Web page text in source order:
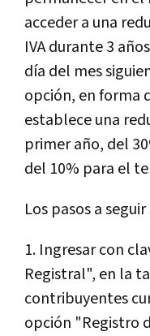
acceder a una
IVA durante 3
día del mes
opción, en forma
establece una
primer año, del
del 10% para el
Los pasos a seguir
1. Ingresar con
Registral", en la
contribuyentes
opción "Registro